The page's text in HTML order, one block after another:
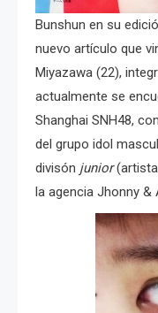
Bunshun en su
nuevo artículo que
Miyazawa (22),
actualmente se
Shanghai SNH48,
del grupo idol
divisón junior
la agencia Jhonny &